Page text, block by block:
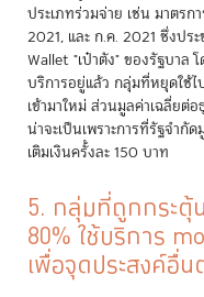
ประเภทร่วมจ่าย เช่น มาตร
2021, และ ก.ค. 2021 ซึ่งปร
Wallet "เป๋าตัง" ของรัฐบาล
บริการอยู่แล้ว กลุ่มที่หยุดใช้ไ
เข้ามาใหม่ ส่วนมูลค่าเฉลี่ยต่
น่าจะเป็นเพราะการที่รัฐจำ
เติมเงินครั้งละ 150 บาท
5. กลุ่มที่ถูกกระตุ้
80% ใช้บริการ
เพื่อจุดประสงค์อื่น